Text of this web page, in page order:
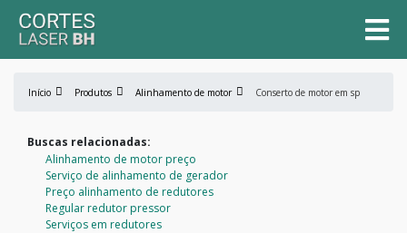
Início Produtos Alinhamento de motor Conserto de motor em sp
Buscas relacionadas:
Alinhamento de motor preço
Serviço de alinhamento de gerador
Preço alinhamento de redutores
Regular redutor pressor
Serviços em redutores